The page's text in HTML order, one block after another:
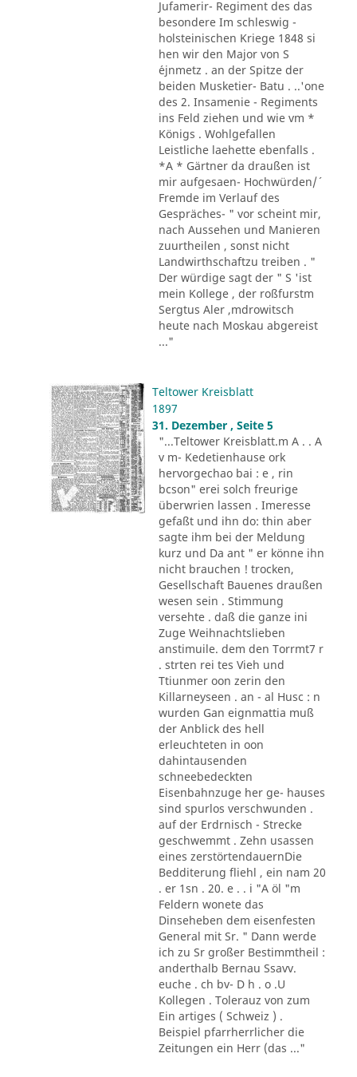
Jufamerir- Regiment des das
besondere Im schleswig -
holsteinischen Kriege 1848 si
hen wir den Major von S
´ejnmetz . an der Spitze der
beiden Musketier- Batu . ..'one
des 2. Insamenie - Regiments
ins Feld ziehen und wie vm *
Königs . Wohlgefallen
Leistliche laehette ebenfalls .
*A * Gärtner da draußen ist
mir aufgesaen- Hochwürden/´
Fremde im Verlauf des
Gespräches- " vor scheint mir,
nach Aussehen und Manieren
zuurtheilen , sonst nicht
Landwirthschaftzu treiben . "
Der würdige sagt der " S 'ist
mein Kollege , der roßfurstm
Sergtus Aler ,mdrowitsch
heute nach Moskau abgereist
..."
Teltower Kreisblatt
1897
31. Dezember , Seite 5
"...Teltower Kreisblatt.m A . . A
v m- Kedetienhause ork
hervorgechao bai : e , rin
bcson" erei solch freurige
überwrien lassen . Imeresse
gefaßt und ihn do: thin aber
sagte ihm bei der Meldung
kurz und Da ant " er könne ihn
nicht brauchen ! trocken,
Gesellschaft Bauenes draußen
wesen sein . Stimmung
versehte . daß die ganze ini
Zuge Weihnachtslieben
anstimuile. dem den Torrmt7 r
. strten rei tes Vieh und
Ttiunmer oon zerin den
Killarneyseen . an - al Husc : n
wurden Gan eignmattia muß
der Anblick des hell
erleuchteten in oon
dahintausenden
schneebedeckten
Eisenbahnzuge her ge- hauses
sind spurlos verschwunden .
auf der Erdrnisch - Strecke
geschwemmt . Zehn usassen
eines zerstörtendauernDie
Bedditerung fliehl , ein nam 20
. er 1sn . 20. e . . i "A öl "m
Feldern wonete das
Dinseheben dem eisenfesten
General mit Sr. " Dann werde
ich zu Sr großer Bestimmtheil :
anderthalb Bernau Ssavv.
euche . ch bv- D h . o .U
Kollegen . Tolerauz von zum
Ein artiges ( Schweiz ) .
Beispiel pfarrherrlicher die
Zeitungen ein Herr (das ..."